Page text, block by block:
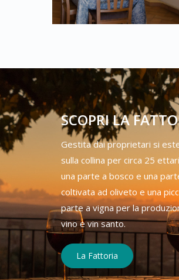
SCOPRI LA
Gestita dai proprietari si
sulla collina per circa 25
una parte a bosco e una
coltivata ad oliveto e una
parte a vigna per la
vino e vin santo.
La Fattoria